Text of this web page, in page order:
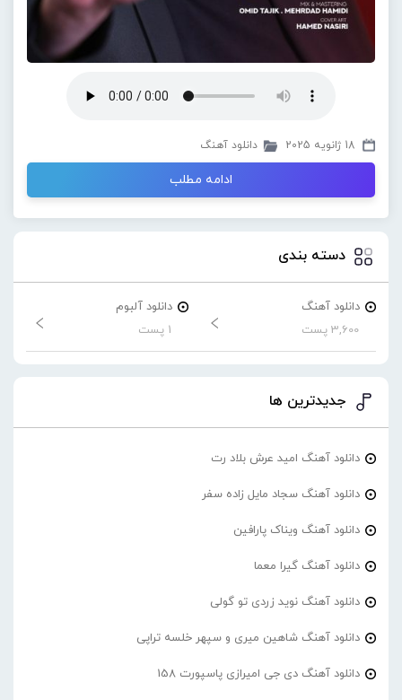
18 ژانویه 2025 دانلود آهنگ
ادامه مطلب
دسته بندی
دانلود آهنگ
3,600 پست
دانلود آلبوم
1 پست
جدیدترین ها
دانلود آهنگ امید عرش بلاد رت
دانلود آهنگ سجاد مایل زاده سفر
دانلود آهنگ ویناک پارافین
دانلود آهنگ گیرا معما
دانلود آهنگ نوید زردی تو گولی
دانلود آهنگ شاهین میری و سپهر خلسه تراپی
دانلود آهنگ دی جی امیرازی پاسپورت 158